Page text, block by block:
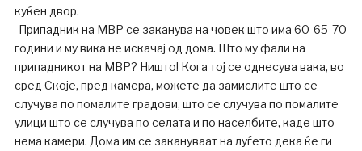
куќен двор.
-Припадник на МВР се заканува на човек што има 60-65-70
години и му вика не искачај од дома. Што му фали на
припадникот на МВР? Ништо! Кога тој се однесува вака, во
сред Скоје, пред камера, можете да замислите што се
случува по помалите градови, што се случува по помалите
улици што се случува по селата и по населбите, каде што
нема камери. Дома им се закануваат на луѓето дека ќе ги